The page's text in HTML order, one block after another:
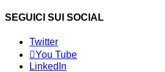
SEGUICI SUI SOCIAL
Twitter
You Tube
LinkedIn